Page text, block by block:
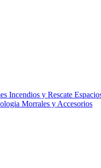
Incendios y Rescate
Morrales y Accesorios